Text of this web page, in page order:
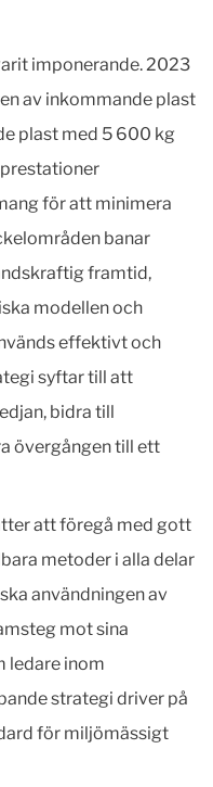
imponerande. 2023
av inkommande plast
plast med 5 600 kg
för att minimera
banar
framtid,
modellen och
effektivt och
syftar till att
bidra till
övergången till ett
att föregå med gott
metoder i alla delar
användningen av
mot sina
ledare inom
strategi driver på
för miljömässigt